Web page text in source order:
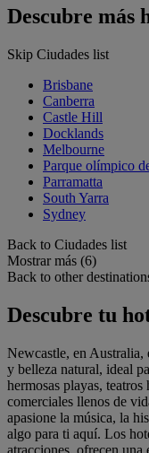
Descubre más
Skip Ciudades list
Brisbane
Canberra
Castle Hill
Docklands
Melbourne
Parque olímpico
Parramatta
South Yarra
Sydney
Back to Ciudades list
Mostrar más (6)
Back to other
Descubre tu
Newcastle, en Australia,
y belleza natural, ideal
hermosas playas,
comerciales llenos de
apasione la música, la
algo para ti aquí. Los
atracciones, ofrecen una